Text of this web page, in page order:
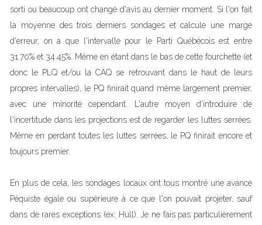
sorti ou beaucoup ont changé d'avis au dernier moment. Si l'on fait
la moyenne des trois derniers sondages et calcule une marge
d'erreur, on a que l'intervalle pour le Parti Québécois est entre
31.70% et 34.45%. Même en étant dans le bas de cette fourchette (et
donc le PLQ et/ou la CAQ se retrouvant dans le haut de leurs
propres intervalles), le PQ finirait quand même largement premier,
avec une minorité cependant. L'autre moyen d'introduire de
l'incertitude dans les projections est de regarder les luttes serrées.
Même en perdant toutes les luttes serrées, le PQ finirait encore et
toujours premier.
En plus de cela, les sondages locaux ont tous montré une avance
Péquiste égale ou supérieure à ce que l'on pouvait projeter, sauf
dans de rares exceptions (ex: Hull). Je ne fais pas particulièrement